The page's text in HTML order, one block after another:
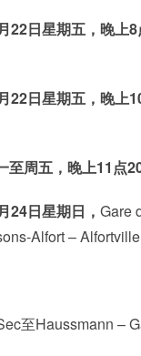
22日星期五，晚上8
22日星期五，晚上
至周五，晚上11点
24日星期日， Gare
Alfort –
至Haussmann –